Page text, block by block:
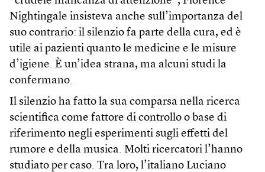
Nightingale insisteva anche sull’importanza del
suo contrario: il silenzio fa parte della cura, ed è
utile ai pazienti quanto le medicine e le misure
d’igiene. È un’idea strana, ma alcuni studi la
confermano.
Il silenzio ha fatto la sua comparsa nella ricerca
scientifica come fattore di controllo o base di
riferimento negli esperimenti sugli effetti del
rumore e della musica. Molti ricercatori l’hanno
studiato per caso. Tra loro, l’italiano Luciano